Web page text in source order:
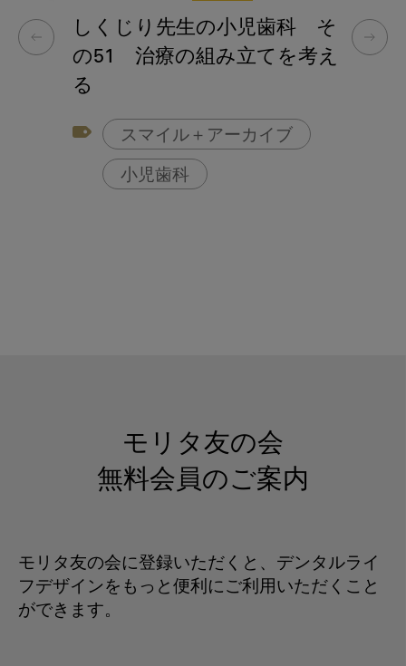
しくじり先生の小児歯科 そ
の51 治療の組み立てを考え
る
スマイル＋アーカイブ
小児歯科
モリタ友の会
無料会員のご案内
モリタ友の会に登録いただくと、デンタルライ
フデザインをもっと便利にご利用いただくこと
ができます。